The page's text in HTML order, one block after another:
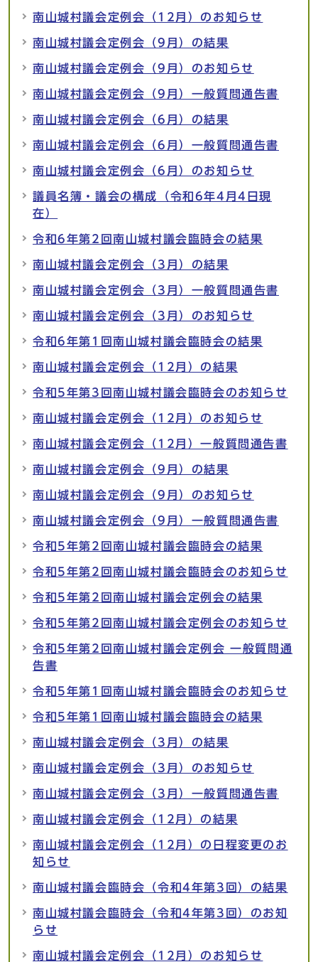
南山城村議会定例会（12月）のお知らせ
南山城村議会定例会（9月）の結果
南山城村議会定例会（9月）のお知らせ
南山城村議会定例会（9月）一般質問通告書
南山城村議会定例会（6月）の結果
南山城村議会定例会（6月）一般質問通告書
南山城村議会定例会（6月）のお知らせ
議員名簿・議会の構成（令和6年4月4日現
在）
令和6年第2回南山城村議会臨時会の結果
南山城村議会定例会（3月）の結果
南山城村議会定例会（3月）一般質問通告書
南山城村議会定例会（3月）のお知らせ
令和6年第1回南山城村議会臨時会の結果
南山城村議会定例会（12月）の結果
令和5年第3回南山城村議会臨時会のお知らせ
南山城村議会定例会（12月）のお知らせ
南山城村議会定例会（12月）一般質問通告書
南山城村議会定例会（9月）の結果
南山城村議会定例会（9月）のお知らせ
南山城村議会定例会（9月）一般質問通告書
令和5年第2回南山城村議会臨時会の結果
令和5年第2回南山城村議会臨時会のお知らせ
令和5年第2回南山城村議会定例会の結果
令和5年第2回南山城村議会定例会のお知らせ
令和5年第2回南山城村議会定例会 一般質問通
告書
令和5年第1回南山城村議会臨時会のお知らせ
令和5年第1回南山城村議会臨時会の結果
南山城村議会定例会（3月）の結果
南山城村議会定例会（3月）のお知らせ
南山城村議会定例会（3月）一般質問通告書
南山城村議会定例会（12月）の結果
南山城村議会定例会（12月）の日程変更のお
知らせ
南山城村議会臨時会（令和4年第3回）の結果
南山城村議会臨時会（令和4年第3回）のお知
らせ
南山城村議会定例会（12月）のお知らせ